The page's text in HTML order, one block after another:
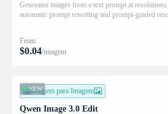
Generates images from a text prompt at
automatic prompt rewriting and prompt-guided
From
$0.04/imagem
NEW
Imagem para Imagem
Qwen Image 3.0 Edit